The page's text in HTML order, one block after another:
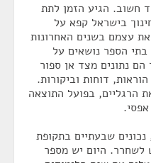
חשוב. הגיע הזמן לתת
בישראל קפא על
את עצמם בשנים האחרונות
הספר נושאים על
נתונים מצד אן ספור
דוחות וביקורות.
הרגליים, בפועל התוצאה
שבעתיים בתקופת
לשחרר. היום יש מספר